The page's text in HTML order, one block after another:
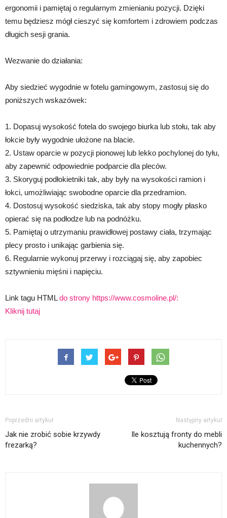
ergonomii i pamiętaj o regularnym zmienianiu pozycji. Dzięki
temu będziesz mógł cieszyć się komfortem i zdrowiem podczas
długich sesji grania.
Wezwanie do działania:
Aby siedzieć wygodnie w fotelu gamingowym, zastosuj się do
poniższych wskazówek:
1. Dopasuj wysokość fotela do swojego biurka lub stołu, tak aby
łokcie były wygodnie ułożone na blacie.
2. Ustaw oparcie w pozycji pionowej lub lekko pochylonej do tyłu,
aby zapewnić odpowiednie podparcie dla pleców.
3. Skoryguj podłokietniki tak, aby były na wysokości ramion i
łokci, umożliwiając swobodne oparcie dla przedramion.
4. Dostosuj wysokość siedziska, tak aby stopy mogły płasko
opierać się na podłodze lub na podnóżku.
5. Pamiętaj o utrzymaniu prawidłowej postawy ciała, trzymając
plecy prosto i unikając garbienia się.
6. Regularnie wykonuj przerwy i rozciągaj się, aby zapobiec
sztywnieniu mięśni i napięciu.
Link tagu HTMLdo strony https://www.cosmoline.pl/:
Kliknij tutaj
Poprzedni artykuł
Jak nie zrobić sobie krzywdy
frezarką?
Następny artykuł
Ile kosztują fronty do mebli
kuchennych?